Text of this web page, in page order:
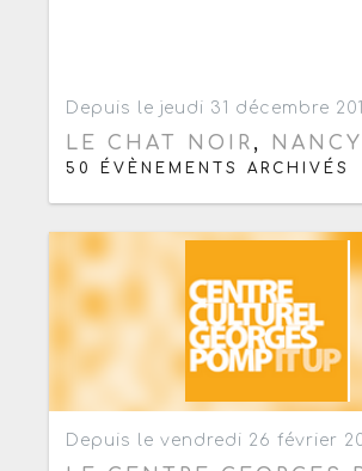
Depuis le jeudi 31 décembre
LE CHAT NOIR , NANCY
50 ÉVÈNEMENTS ARCHIVÉS
Depuis le vendredi 26 février